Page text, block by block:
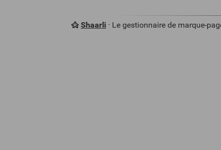
Shaarli· Le gestionnaire de marque-